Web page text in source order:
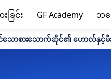
ခြင်း GF Academy ဘ
ောစားသောက်ဆိုင်၏ ဟောလ်နှင့်မီးဖို